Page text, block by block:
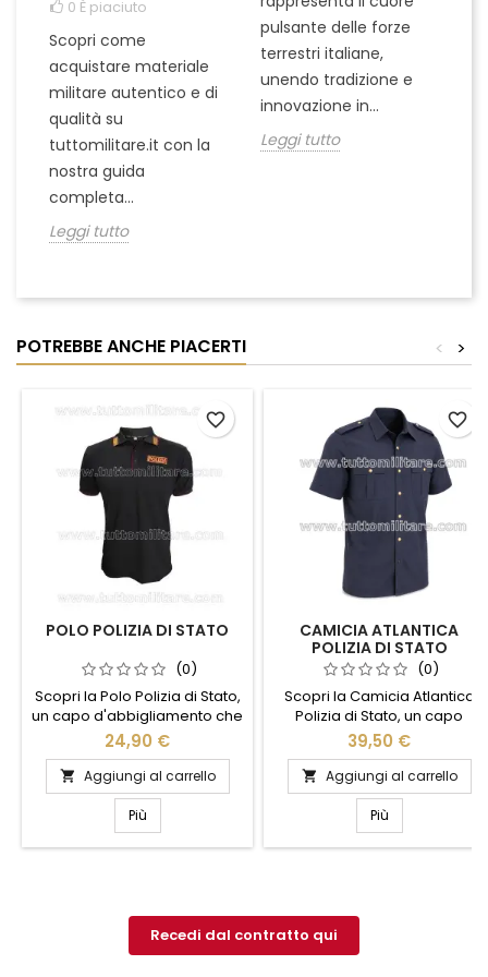
0 È piaciuto
Scopri come
acquistare materiale
militare autentico e di
qualità su
tuttomilitare.it con la
nostra guida
completa...
Leggi tutto
pulsante delle forze
terrestri italiane,
unendo tradizione e
innovazione in...
Leggi tutto
POTREBBE ANCHE PIACERTI >
<
POLO POLIZIA DI STATO
(0)
Scopri la Polo Polizia di Stato,
un capo d'abbigliamento che
unisce stile e funzionalità.
Realizzata con materiali di
alta qualità, questa polo offre
comfort e resistenza, ideale
per l'uso quotidiano. Il design
elegante, arricchito dal logo
ufficiale, conferisce un tocco
look distintivo e...
24,90 €
 Aggiungi al carrello
Più
favorite_border
CAMICIA ATLANTICA
POLIZIA DI STATO
(0)
Scopri la Camicia Atlantica
Polizia di Stato, un capo
d'abbigliamento che unisce
stile e funzionalità. Realizzata
con materiali di alta qualità,
questa camicia offre comfort
e resistenza, ideale per chi
cerca un look professionale
e curato. Il design elegante è
tradizione della Polizia di...
39,50 €
 Aggiungi al carrello
Più
favorite_border
Recedi dal contratto qui